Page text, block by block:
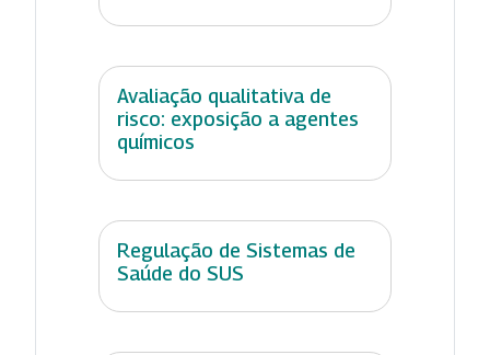
Avaliação qualitativa de
risco: exposição a agentes
químicos
Regulação de Sistemas de
Saúde do SUS